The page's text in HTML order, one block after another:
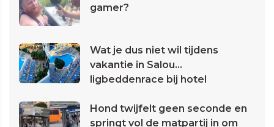
gamer?
Wat je dus niet wil tijdens
vakantie in Salou...
ligbeddenrace bij hotel
Hond twijfelt geen seconde en
springt vol de matpartij in om